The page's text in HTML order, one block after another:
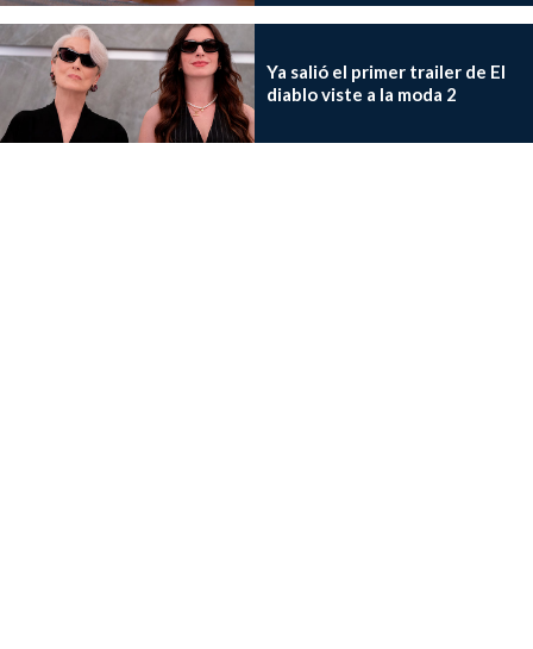
Ya salió el primer trailer de El
diablo viste a la moda 2